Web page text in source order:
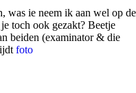
was ie neem ik aan wel op de
toch ook gezakt? Beetje
beiden (examinator & die
foto